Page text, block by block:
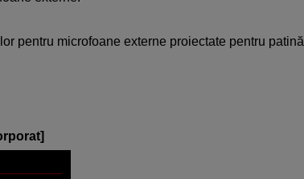
pentru microfoane externe proiectate pentru patină
]